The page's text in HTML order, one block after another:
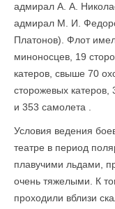
адмирал А. А.
адмирал М. И.
Платонов). Флот
миноносцев, 19
катеров, свыше 70
сторожевых катеров,
и 353 самолета .
Условия ведения
театре в период
плавучими льдами,
очень тяжелыми. К
проходили вблизи